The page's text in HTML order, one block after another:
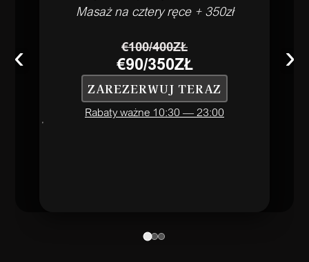
Masaż na cztery ręce + 350zł
€100/400ZŁ
€90/350ZŁ
ZAREZERWUJ TERAZ
Rabaty ważne 10:30 — 23:00
‹ ›